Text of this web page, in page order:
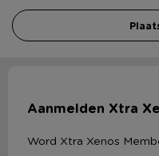
Aanmelden Xtra
Word Xtra Xenos